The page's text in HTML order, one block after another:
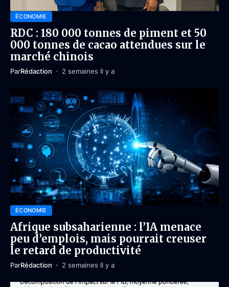
ÉCONOMIE
RDC : 180 000 tonnes de piment et 50
000 tonnes de cacao attendues sur le
marché chinois
ParRédaction 2 semaines Il y a
ÉCONOMIE
Afrique subsaharienne : l’IA menace
peu d’emplois, mais pourrait creuser
le retard de productivité
ParRédaction 2 semaines Il y a